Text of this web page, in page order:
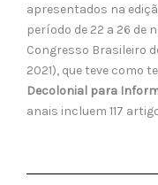
apresentados na
período de 22 a 26 de
Congresso Brasileiro
2021), que teve como
Decolonial para
anais incluem 117